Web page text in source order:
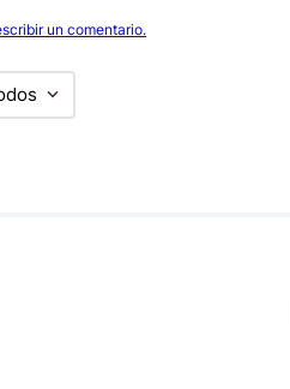
un comentario.